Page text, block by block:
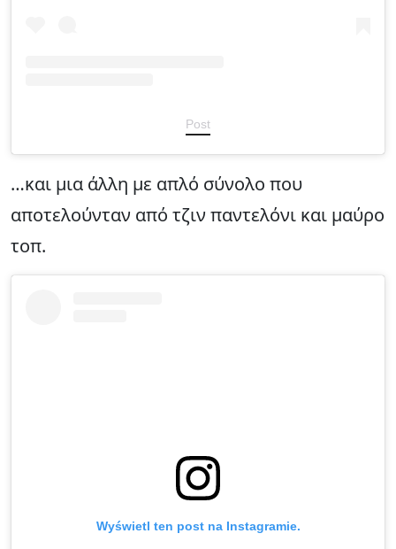
Post
…και μια άλλη με απλό σύνολο που
αποτελούνταν από τζιν παντελόνι και μαύρο
τοπ.
Wyświetl ten post na Instagramie.